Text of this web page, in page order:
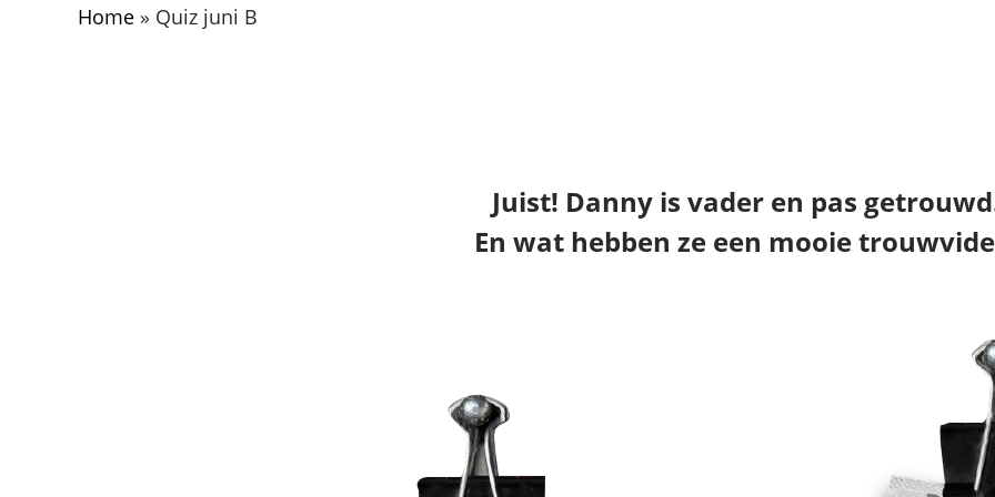
Home» Quiz juni B
Juist! Danny is vader en pas
En wat hebben ze een mooie